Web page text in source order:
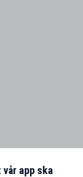
app ska